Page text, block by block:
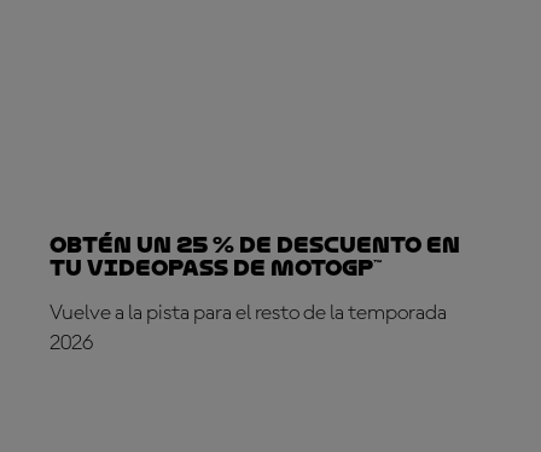
Obtén un 25 % de descuento en
tu VideoPass de MotoGP™
Vuelve a la pista para el resto de la temporada
2026